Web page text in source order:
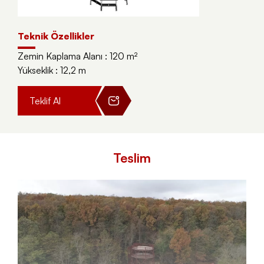
Teknik Özellikler
Zemin Kaplama Alanı : 120 m²
Yükseklik : 12,2 m
Teklif Al
Teslim